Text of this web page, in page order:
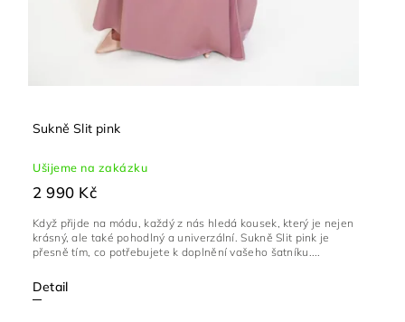
Sukně Slit pink
Ušijeme na zakázku
2 990 Kč
Detail
Když přijde na módu, každý z nás hledá kousek, který je nejen
krásný, ale také pohodlný a univerzální. Sukně Slit pink je
přesně tím, co potřebujete k doplnění vašeho šatníku....